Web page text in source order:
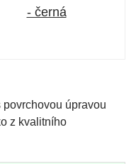
úpravou
z kvalitního